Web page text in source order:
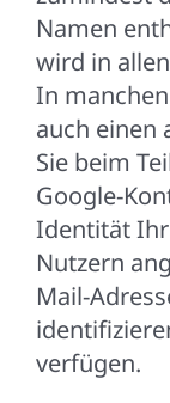
Namen
wird in
In
auch einen
Sie beim
Google-
Identität
Nutzern
Mail-
verfügen.